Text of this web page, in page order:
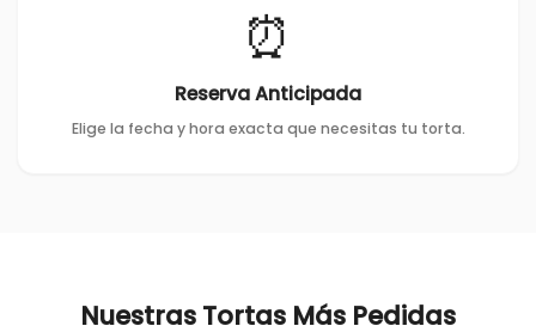
⏰
Reserva Anticipada
Elige la fecha y hora exacta que necesitas tu torta.
Nuestras Tortas Más Pedidas